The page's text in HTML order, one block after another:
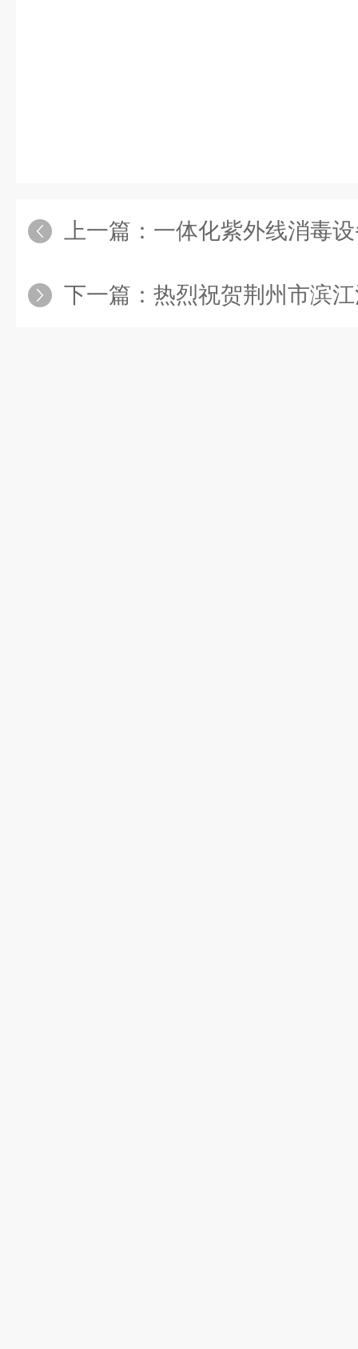
上一篇： 一体化紫外线消毒
下一篇： 热烈祝贺荆州市滨江污水处理